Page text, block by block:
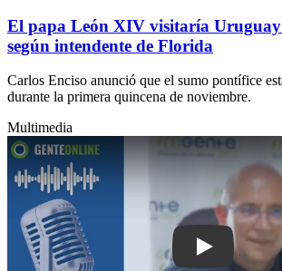
El papa León XIV visitaría Uruguay
según intendente de Florida
Carlos Enciso anunció que el sumo pontífice
durante la primera quincena de noviembre.
Multimedia
Play: Obispo